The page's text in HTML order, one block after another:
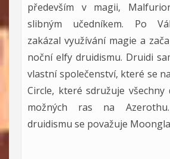
především v magii,
slibným učedníkem. Po
zakázal využívání magie a
noční elfy druidismu. Druidi
vlastní společenství, které se
Circle, které sdružuje všechny
možných ras na
druidismu se považuje